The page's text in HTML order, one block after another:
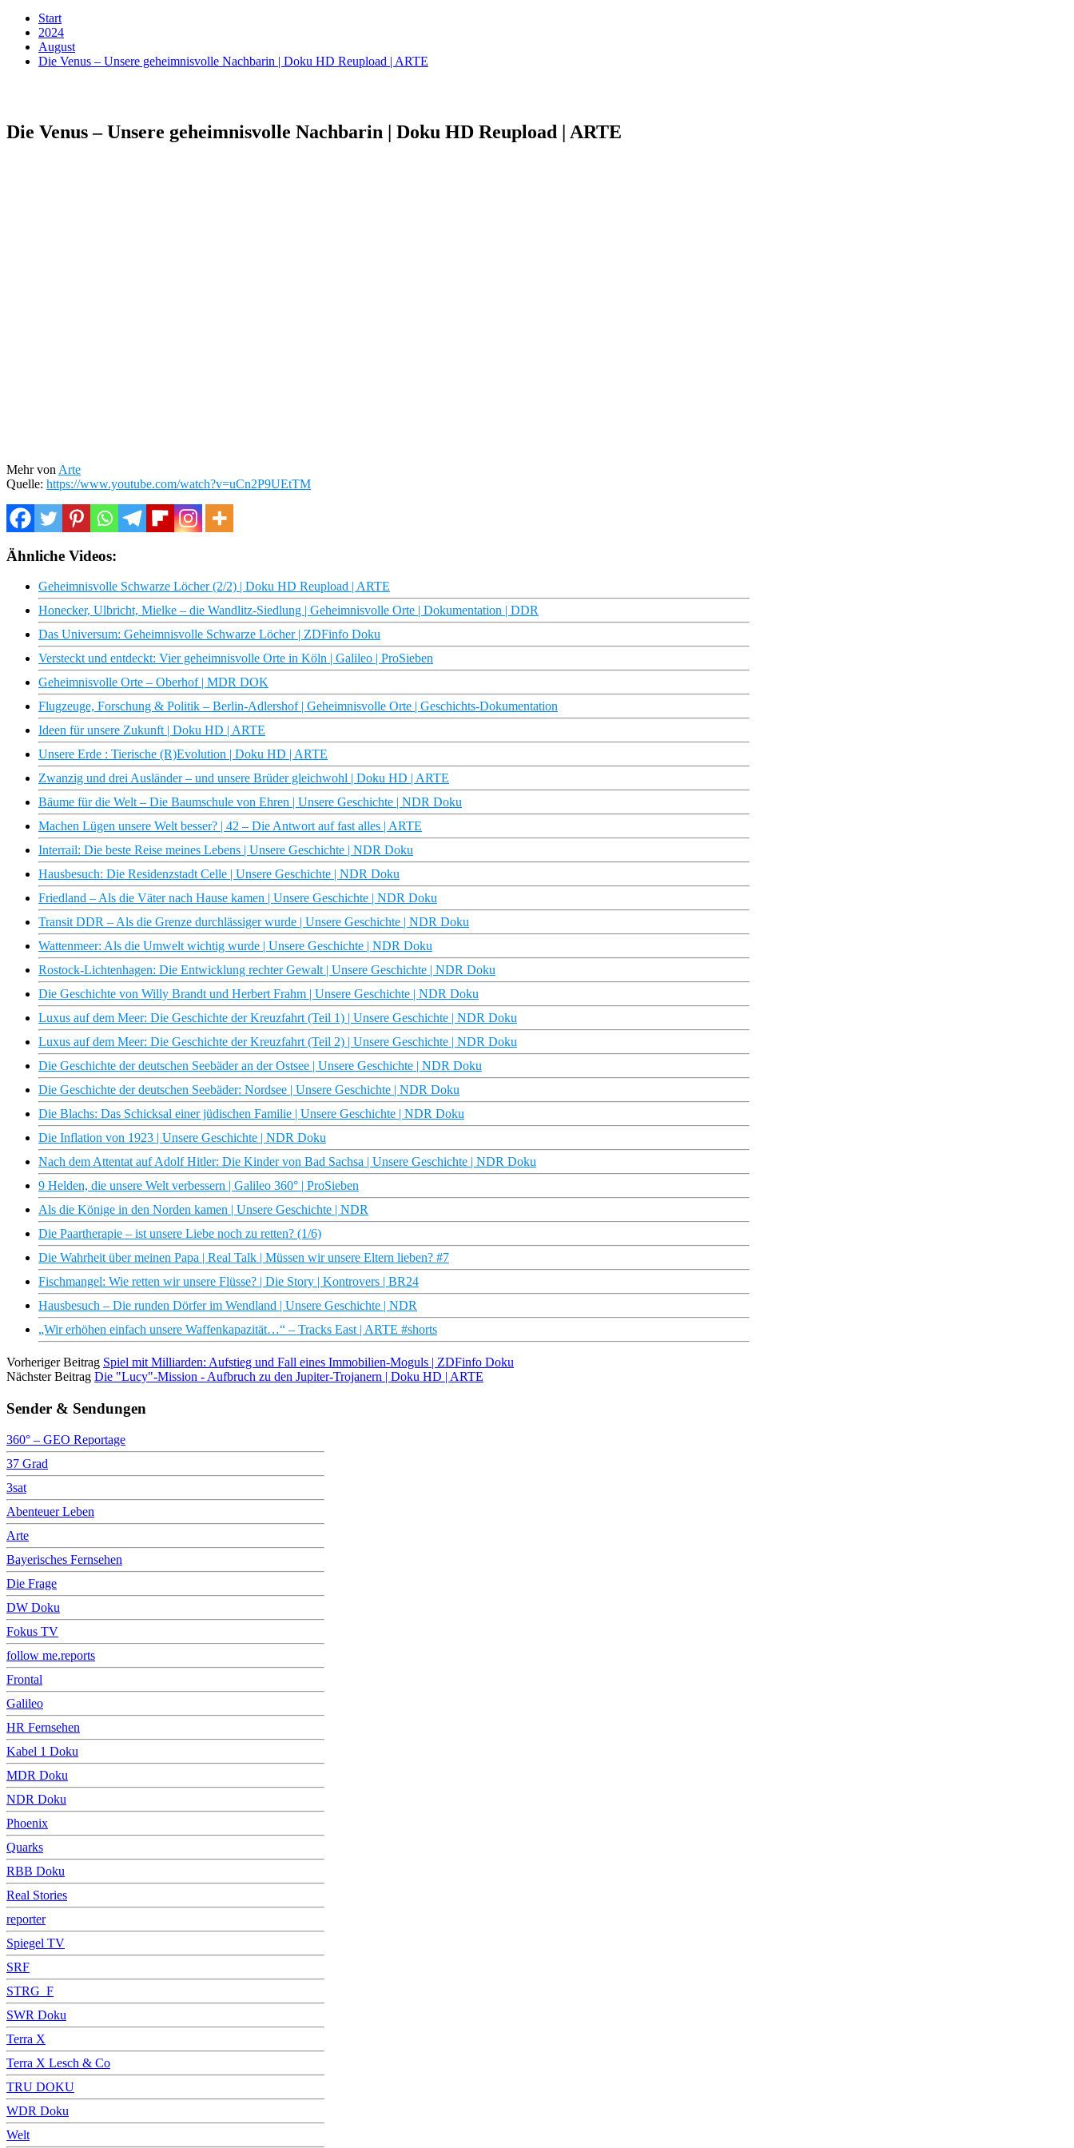
Start
2024
August
Die Venus – Unsere geheimnisvolle Nachbarin | Doku HD Reupload | ARTE
Die Venus – Unsere geheimnisvolle Nachbarin | Doku HD Reupload | ARTE
Mehr von Arte
Quelle: https://www.youtube.com/watch?v=uCn2P9UEtTM
Ähnliche Videos:
Geheimnisvolle Schwarze Löcher (2/2) | Doku HD Reupload | ARTE
Honecker, Ulbricht, Mielke – die Wandlitz-Siedlung | Geheimnisvolle Orte | Dokumentation | DDR
Das Universum: Geheimnisvolle Schwarze Löcher | ZDFinfo Doku
Versteckt und entdeckt: Vier geheimnisvolle Orte in Köln | Galileo | ProSieben
Geheimnisvolle Orte – Oberhof | MDR DOK
Flugzeuge, Forschung & Politik – Berlin-Adlershof | Geheimnisvolle Orte | Geschichts-Dokumentation
Ideen für unsere Zukunft | Doku HD | ARTE
Unsere Erde : Tierische (R)Evolution | Doku HD | ARTE
Zwanzig und drei Ausländer – und unsere Brüder gleichwohl | Doku HD | ARTE
Bäume für die Welt – Die Baumschule von Ehren | Unsere Geschichte | NDR Doku
Machen Lügen unsere Welt besser? | 42 – Die Antwort auf fast alles | ARTE
Interrail: Die beste Reise meines Lebens | Unsere Geschichte | NDR Doku
Hausbesuch: Die Residenzstadt Celle | Unsere Geschichte | NDR Doku
Friedland – Als die Väter nach Hause kamen | Unsere Geschichte | NDR Doku
Transit DDR – Als die Grenze durchlässiger wurde | Unsere Geschichte | NDR Doku
Wattenmeer: Als die Umwelt wichtig wurde | Unsere Geschichte | NDR Doku
Rostock-Lichtenhagen: Die Entwicklung rechter Gewalt | Unsere Geschichte | NDR Doku
Die Geschichte von Willy Brandt und Herbert Frahm | Unsere Geschichte | NDR Doku
Luxus auf dem Meer: Die Geschichte der Kreuzfahrt (Teil 1) | Unsere Geschichte | NDR Doku
Luxus auf dem Meer: Die Geschichte der Kreuzfahrt (Teil 2) | Unsere Geschichte | NDR Doku
Die Geschichte der deutschen Seebäder an der Ostsee | Unsere Geschichte | NDR Doku
Die Geschichte der deutschen Seebäder: Nordsee | Unsere Geschichte | NDR Doku
Die Blachs: Das Schicksal einer jüdischen Familie | Unsere Geschichte | NDR Doku
Die Inflation von 1923 | Unsere Geschichte | NDR Doku
Nach dem Attentat auf Adolf Hitler: Die Kinder von Bad Sachsa | Unsere Geschichte | NDR Doku
9 Helden, die unsere Welt verbessern | Galileo 360° | ProSieben
Als die Könige in den Norden kamen | Unsere Geschichte | NDR
Die Paartherapie – ist unsere Liebe noch zu retten? (1/6)
Die Wahrheit über meinen Papa | Real Talk | Müssen wir unsere Eltern lieben? #7
Fischmangel: Wie retten wir unsere Flüsse? | Die Story | Kontrovers | BR24
Hausbesuch – Die runden Dörfer im Wendland | Unsere Geschichte | NDR
„Wir erhöhen einfach unsere Waffenkapazität…“ – Tracks East | ARTE #shorts
Vorheriger Beitrag Spiel mit Milliarden: Aufstieg und Fall eines Immobilien-Moguls | ZDFinfo Doku
Nächster Beitrag Die "Lucy"-Mission - Aufbruch zu den Jupiter-Trojanern | Doku HD | ARTE
Sender & Sendungen
360° – GEO Reportage
37 Grad
3sat
Abenteuer Leben
Arte
Bayerisches Fernsehen
Die Frage
DW Doku
Fokus TV
follow me.reports
Frontal
Galileo
HR Fernsehen
Kabel 1 Doku
MDR Doku
NDR Doku
Phoenix
Quarks
RBB Doku
Real Stories
reporter
Spiegel TV
SRF
STRG_F
SWR Doku
Terra X
Terra X Lesch & Co
TRU DOKU
WDR Doku
Welt